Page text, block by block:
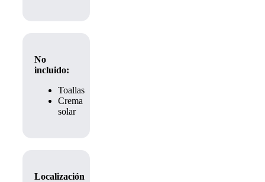
No
incluido:
Toallas
Crema
solar
Localización